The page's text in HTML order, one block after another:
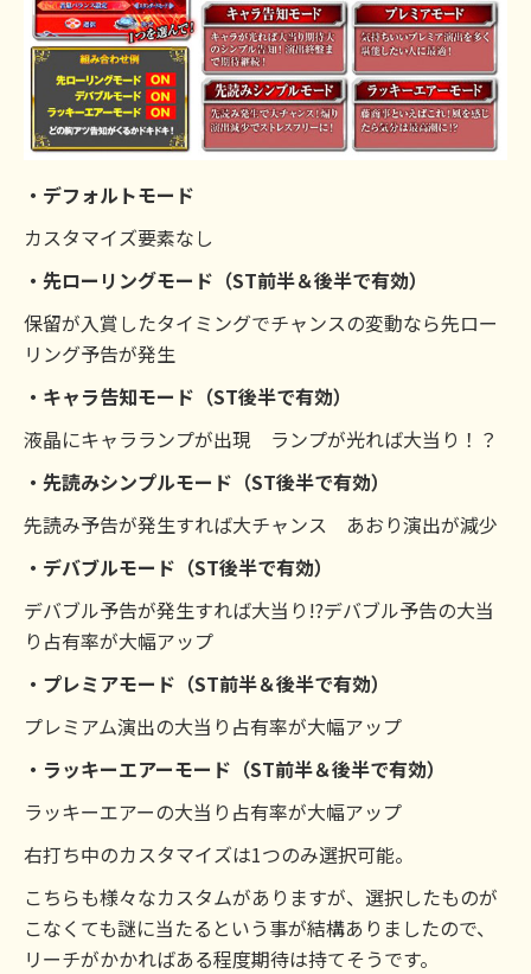
・デフォルトモード
カスタマイズ要素なし
・先ローリングモード（ST前半＆後半で有効）
保留が入賞したタイミングでチャンスの変動なら先ロー
リング予告が発生
・キャラ告知モード（ST後半で有効）
液晶にキャラランプが出現 ランプが光れば大当り！？
・先読みシンプルモード（ST後半で有効）
先読み予告が発生すれば大チャンス あおり演出が減少
・デバブルモード（ST後半で有効）
デバブル予告が発生すれば大当り!?デバブル予告の大当
り占有率が大幅アップ
・プレミアモード（ST前半＆後半で有効）
プレミアム演出の大当り占有率が大幅アップ
・ラッキーエアーモード（ST前半＆後半で有効）
ラッキーエアーの大当り占有率が大幅アップ
右打ち中のカスタマイズは1つのみ選択可能。
こちらも様々なカスタムがありますが、選択したものが
こなくても謎に当たるという事が結構ありましたので、
リーチがかかればある程度期待は持てそうです。